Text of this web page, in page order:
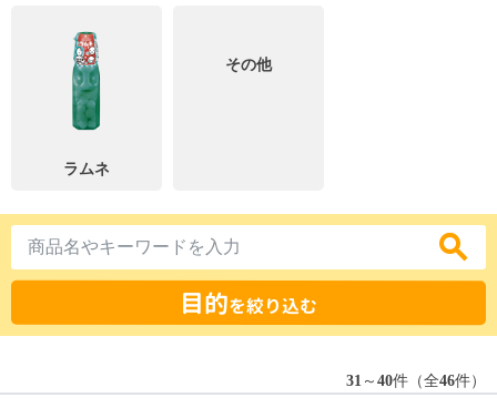
ラムネ
その他
目的を絞り込む
31 ～ 40件（全46件）